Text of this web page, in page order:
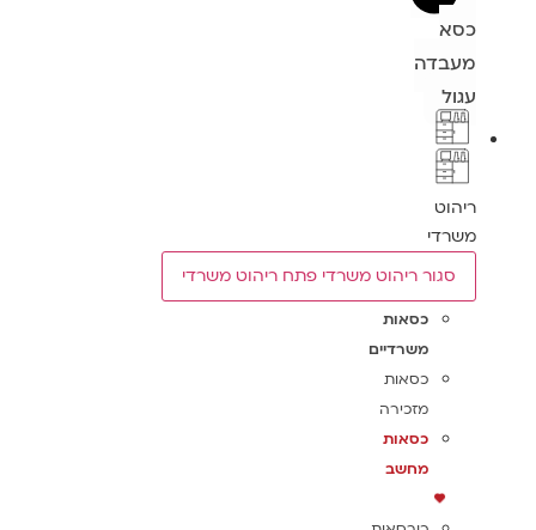
כסא
מעבדה
עגול
ריהוט
משרדי
סגור ריהוט משרדי פתח ריהוט משרדי
כסאות
משרדיים
כסאות
מזכירה
כסאות
מחשב